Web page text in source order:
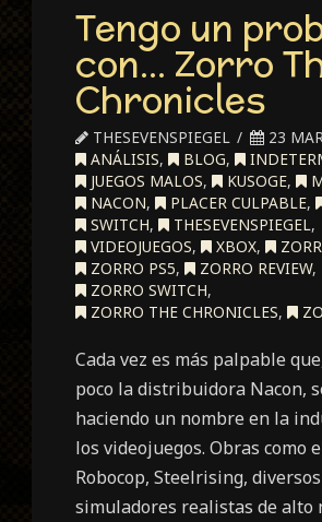
Tengo un
con… Zorro
Chronicles
THESEVENSPIEGEL
23
ANÁLISIS, BLOG,
JUEGOS MALOS, KUSOGE,
NACON, PLACER CULPABLE,
SWITCH, THESEVENSPIEGEL,
VIDEOJUEGOS, XBOX,
ZORRO PS5, ZORRO REVIEW,
ZORRO SWITCH,
ZORRO THE CHRONICLES,
Cada vez es más palpable
poco la distribuidora Nacon,
haciendo un nombre en la
los videojuegos. Obras como
Robocop, Steelrising, diversos
simuladores realistas de alto